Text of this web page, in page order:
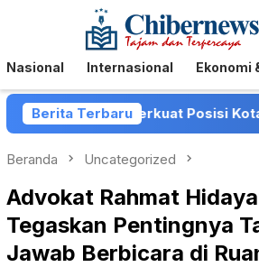
Menu
Mobile
Nasional Internasional Ekonomi
Berita Terbaru
Batu Perkuat Posisi Kota Batu
Beranda Uncategorized
Advokat Rahmat
Tegaskan Pentingnya
Jawab Berbicara di